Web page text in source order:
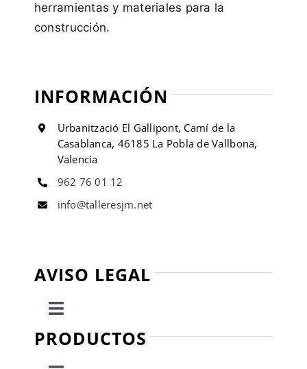
herramientas y materiales para la
construcción.
INFORMACIÓN
Urbanització El Gallipont, Camí de la
Casablanca, 46185 La Pobla de Vallbona,
Valencia
962 76 01 12
info@talleresjm.net
AVISO LEGAL
Toggle
Política de privacidad
PRODUCTOS